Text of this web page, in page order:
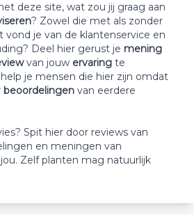
deze site, wat zou jij graag aan
? Zowel die met als zonder
vond je van de klantenservice en
Deel hier gerust je mening
van jouw ervaring te
je mensen die hier zijn omdat
beoordelingen van eerdere
Spit hier door reviews van
en meningen van
Zelf planten mag natuurlijk